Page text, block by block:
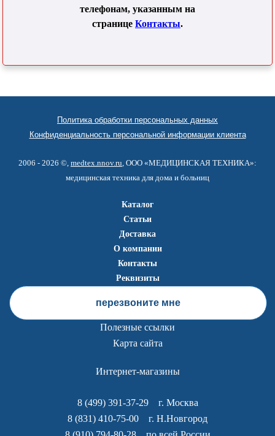
телефонам, указанным на
странице Контакты.
Политика обработки персональных данных
Конфиденциальность персональной информации клиента
2006 - 2026 ©, medtex.nnov.ru , ООО «МЕДИЦИНСКАЯ ТЕХНИКА»:
медицинская техника для дома и больниц
Каталог
Статьи
Доставка
О компании
Контакты
Реквизиты
перезвоните мне
Полезные ссылки
Карта сайта
Интернет-магазины
8 (499) 391-37-29г. Москва
8 (831) 410-75-00 г. Н.Новгород